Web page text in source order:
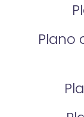
Plano